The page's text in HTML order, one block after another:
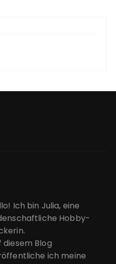
Ich bin Julia, eine
Hobby-
diesem Blog
ich meine